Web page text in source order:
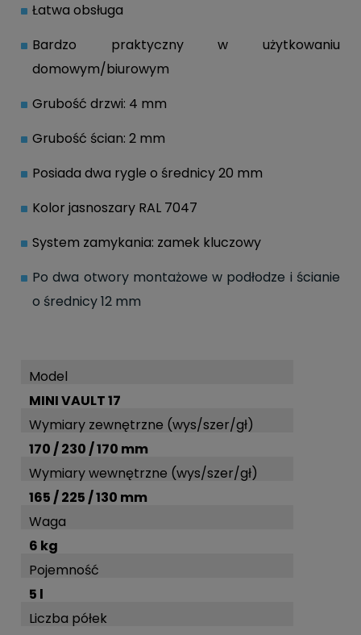
Łatwa obsługa
Bardzo praktyczny w użytkowaniu
domowym/biurowym
Grubość drzwi: 4 mm
Grubość ścian: 2 mm
Posiada dwa rygle o średnicy 20 mm
Kolor jasnoszary RAL 7047
System zamykania: zamek kluczowy
Po dwa otwory montażowe w podłodze i ścianie
o średnicy 12 mm
Model
MINI VAULT 17
Wymiary zewnętrzne (wys/szer/gł)
170 / 230 / 170 mm
Wymiary wewnętrzne (wys/szer/gł)
165 / 225 / 130 mm
Waga
6 kg
Pojemność
5 l
Liczba półek